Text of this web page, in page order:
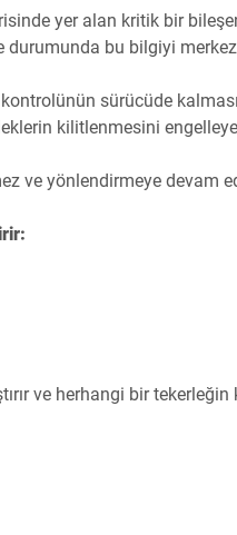
yer alan kritik bir
bu bilgiyi
sürücüde
kilitlenmesini
ve yönlendirmeye devam
ve herhangi bir